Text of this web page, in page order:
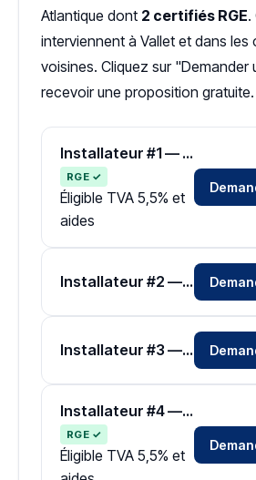
Atlantique dont 2 certifiés RGE.
interviennent à Vallet et dans les
voisines. Cliquez sur "Demander
recevoir une proposition gratuite.
Installateur #1 — Zone Loire-Atlantique
RGE ✓
Éligible TVA 5,5% et
aides
Installateur #2 — Zone Loire-Atlantique
Installateur #3 — Zone Loire-Atlantique
Installateur #4 — Zone Loire-Atlantique
RGE ✓
Éligible TVA 5,5% et